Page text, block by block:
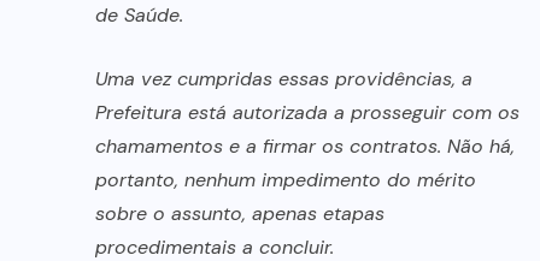
de Saúde.
Uma vez cumpridas essas providências, a
Prefeitura está autorizada a prosseguir com os
chamamentos e a firmar os contratos. Não há,
portanto, nenhum impedimento do mérito
sobre o assunto, apenas etapas
procedimentais a concluir.